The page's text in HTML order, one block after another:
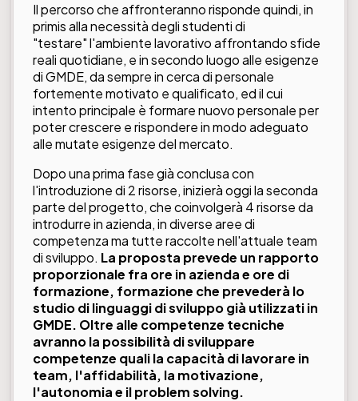
Il percorso che affronteranno risponde quindi, in
primis alla necessità degli studenti di
"testare" l'ambiente lavorativo affrontando sfide
reali quotidiane, e in secondo luogo alle esigenze
di GMDE, da sempre in cerca di personale
fortemente motivato e qualificato, ed il cui
intento principale è formare nuovo personale per
poter crescere e rispondere in modo adeguato
alle mutate esigenze del mercato.
Dopo una prima fase già conclusa con
l'introduzione di 2 risorse, inizierà oggi la seconda
parte del progetto, che coinvolgerà 4 risorse da
introdurre in azienda, in diverse aree di
competenza ma tutte raccolte nell'attuale team
di sviluppo. La proposta prevede un rapporto
proporzionale fra ore in azienda e ore di
formazione, formazione che prevederà lo
studio di linguaggi di sviluppo già utilizzati in
GMDE. Oltre alle competenze tecniche
avranno la possibilità di sviluppare
competenze quali la capacità di lavorare in
team, l'affidabilità, la motivazione,
l'autonomia e il problem solving.